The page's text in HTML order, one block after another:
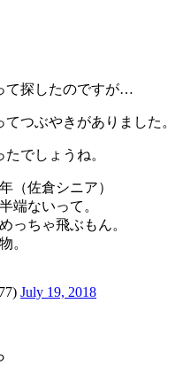
て探したのですが…
つぶやきがありました。
でしょうね。
佐倉シニア）
端ないって。
っちゃ飛ぶもん。
。
July 19, 2018